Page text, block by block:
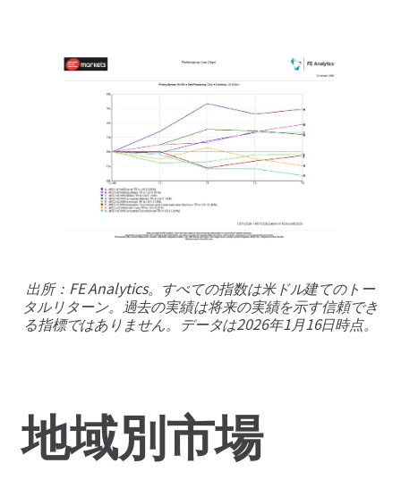
出所：FE Analytics。すべての指数は米ドル建てのトー
タルリターン。過去の実績は将来の実績を示す信頼でき
る指標ではありません。データは2026年1月16日時点。
地域別市場